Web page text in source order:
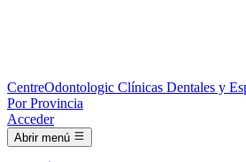
CentreOdontologic Clínicas Dentales y
Por Provincia
Acceder
Abrir menú